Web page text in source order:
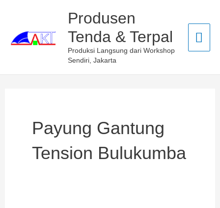
content
Produsen
Tenda & Terpal
Produksi Langsung dari Workshop
Sendiri, Jakarta
Payung Gantung
Tension Bulukumba